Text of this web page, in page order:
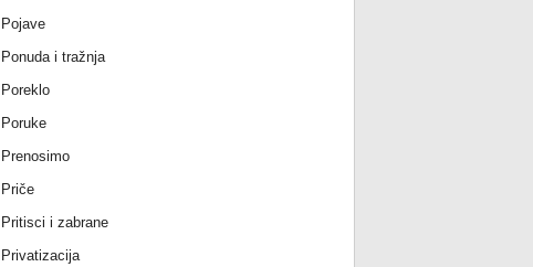
Pojave
Ponuda i tražnja
Poreklo
Poruke
Prenosimo
Priče
Pritisci i zabrane
Privatizacija